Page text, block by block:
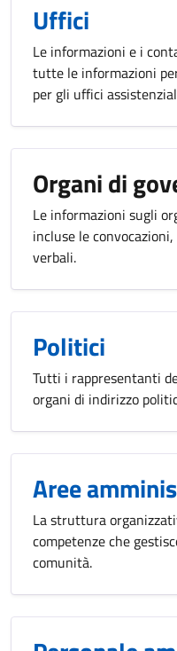
Uffici
Le informazioni e i
tutte le informazioni
per gli uffici
Organi di
Le informazioni sugli
incluse le
verbali.
Politici
Tutti i rappresentanti
organi di indirizzo
Aree
La struttura
competenze che
comunità.